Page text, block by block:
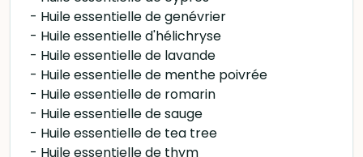
- Huile essentielle de genévrier
- Huile essentielle d'hélichryse
- Huile essentielle de lavande
- Huile essentielle de menthe poivrée
- Huile essentielle de romarin
- Huile essentielle de sauge
- Huile essentielle de tea tree
- Huile essentielle de thym